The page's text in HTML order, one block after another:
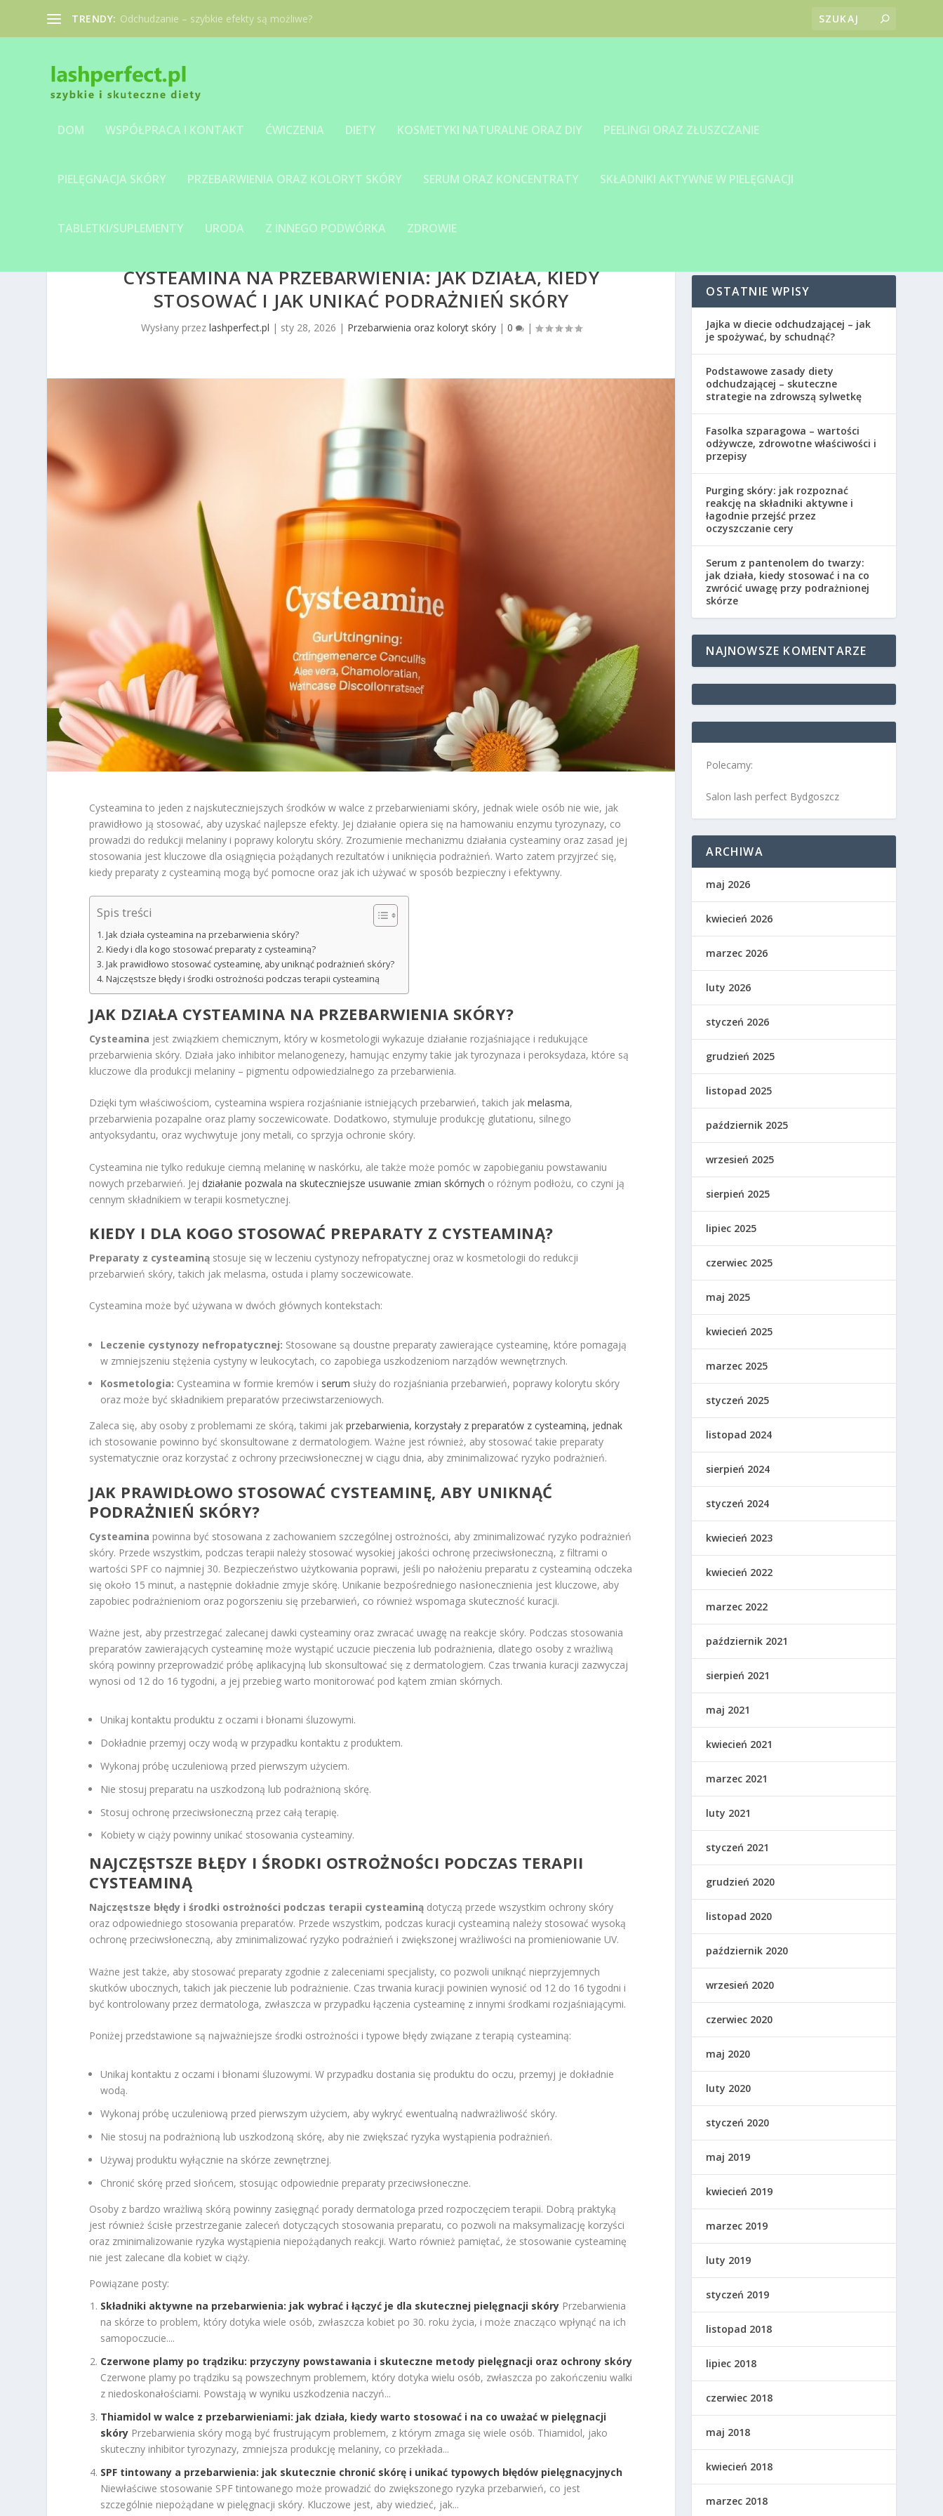
TRENDY: Odchudzanie – szybkie efekty są możliwe?
DOM WSPÓŁPRACA I KONTAKT ĆWICZENIA DIETY KOSMETYKI NATURALNE ORAZ DIY PEELINGI ORAZ ZŁUSZCZANIE
PIELĘGNACJA SKÓRY PRZEBARWIENIA ORAZ KOLORYT SKÓRY SERUM ORAZ KONCENTRATY SKŁADNIKI AKTYWNE W PIELĘGNACJI
TABLETKI/SUPLEMENTY URODA Z INNEGO PODWÓRKA ZDROWIE
CYSTEAMINA NA PRZEBARWIENIA: JAK DZIAŁA, KIEDY
STOSOWAĆ I JAK UNIKAĆ PODRAŻNIEŃ SKÓRY
Wysłany przez lashperfect.pl | sty 28, 2026 | Przebarwienia oraz koloryt skóry| 0 |
Cysteamina to jeden z najskuteczniejszych środków w walce z przebarwieniami skóry, jednak wiele osób nie wie, jak
prawidłowo ją stosować, aby uzyskać najlepsze efekty. Jej działanie opiera się na hamowaniu enzymu tyrozynazy, co
prowadzi do redukcji melaniny i poprawy kolorytu skóry. Zrozumienie mechanizmu działania cysteaminy oraz zasad jej
stosowania jest kluczowe dla osiągnięcia pożądanych rezultatów i uniknięcia podrażnień. Warto zatem przyjrzeć się,
kiedy preparaty z cysteaminą mogą być pomocne oraz jak ich używać w sposób bezpieczny i efektywny.
Spis treści
Jak działa cysteamina na przebarwienia skóry?
Kiedy i dla kogo stosować preparaty z cysteaminą?
Jak prawidłowo stosować cysteaminę, aby uniknąć podrażnień skóry?
Najczęstsze błędy i środki ostrożności podczas terapii cysteaminą
JAK DZIAŁA CYSTEAMINA NA PRZEBARWIENIA SKÓRY?
Cysteamina jest związkiem chemicznym, który w kosmetologii wykazuje działanie rozjaśniające i redukujące
przebarwienia skóry. Działa jako inhibitor melanogenezy, hamując enzymy takie jak tyrozynaza i peroksydaza, które są
kluczowe dla produkcji melaniny – pigmentu odpowiedzialnego za przebarwienia.
Dzięki tym właściwościom, cysteamina wspiera rozjaśnianie istniejących przebarwień, takich jakmelasma,
przebarwienia pozapalne oraz plamy soczewicowate. Dodatkowo, stymuluje produkcję glutationu, silnego
antyoksydantu, oraz wychwytuje jony metali, co sprzyja ochronie skóry.
Cysteamina nie tylko redukuje ciemną melaninę w naskórku, ale także może pomóc w zapobieganiu powstawaniu
nowych przebarwień. Jej działanie pozwala na skuteczniejsze usuwanie zmian skórnych o różnym podłożu, co czyni ją
cennym składnikiem w terapii kosmetycznej.
KIEDY I DLA KOGO STOSOWAĆ PREPARATY Z CYSTEAMINĄ?
Preparaty z cysteaminą stosuje się w leczeniu cystynozy nefropatycznej oraz w kosmetologii do redukcji
przebarwień skóry, takich jak melasma, ostuda i plamy soczewicowate.
Cysteamina może być używana w dwóch głównych kontekstach:
Leczenie cystynozy nefropatycznej: Stosowane są doustne preparaty zawierające cysteaminę, które pomagają
w zmniejszeniu stężenia cystyny w leukocytach, co zapobiega uszkodzeniom narządów wewnętrznych.
Kosmetologia: Cysteamina w formie kremów i serum służy do rozjaśniania przebarwień, poprawy kolorytu skóry
oraz może być składnikiem preparatów przeciwstarzeniowych.
Zaleca się, aby osoby z problemami ze skórą, takimi jakprzebarwienia, korzystały z preparatów z cysteaminą, jednak
ich stosowanie powinno być skonsultowane z dermatologiem. Ważne jest również, aby stosować takie preparaty
systematycznie oraz korzystać z ochrony przeciwsłonecznej w ciągu dnia, aby zminimalizować ryzyko podrażnień.
JAK PRAWIDŁOWO STOSOWAĆ CYSTEAMINĘ, ABY UNIKNĄĆ
PODRAŻNIEŃ SKÓRY?
Cysteamina powinna być stosowana z zachowaniem szczególnej ostrożności, aby zminimalizować ryzyko podrażnień
skóry. Przede wszystkim, podczas terapii należy stosować wysokiej jakości ochronę przeciwsłoneczną, z filtrami o
wartości SPF co najmniej 30. Bezpieczeństwo użytkowania poprawi, jeśli po nałożeniu preparatu z cysteaminą odczeka
się około 15 minut, a następnie dokładnie zmyje skórę. Unikanie bezpośredniego nasłonecznienia jest kluczowe, aby
zapobiec podrażnieniom oraz pogorszeniu się przebarwień, co również wspomaga skuteczność kuracji.
Ważne jest, aby przestrzegać zalecanej dawki cysteaminy oraz zwracać uwagę na reakcje skóry. Podczas stosowania
preparatów zawierających cysteaminę może wystąpić uczucie pieczenia lub podrażnienia, dlatego osoby z wrażliwą
skórą powinny przeprowadzić próbę aplikacyjną lub skonsultować się z dermatologiem. Czas trwania kuracji zazwyczaj
wynosi od 12 do 16 tygodni, a jej przebieg warto monitorować pod kątem zmian skórnych.
Unikaj kontaktu produktu z oczami i błonami śluzowymi.
Dokładnie przemyj oczy wodą w przypadku kontaktu z produktem.
Wykonaj próbę uczuleniową przed pierwszym użyciem.
Nie stosuj preparatu na uszkodzoną lub podrażnioną skórę.
Stosuj ochronę przeciwsłoneczną przez całą terapię.
Kobiety w ciąży powinny unikać stosowania cysteaminy.
NAJCZĘSTSZE BŁĘDY I ŚRODKI OSTROŻNOŚCI PODCZAS TERAPII
CYSTEAMINĄ
Najczęstsze błędy i środki ostrożności podczas terapii cysteaminą dotyczą przede wszystkim ochrony skóry
oraz odpowiedniego stosowania preparatów. Przede wszystkim, podczas kuracji cysteaminą należy stosować wysoką
ochronę przeciwsłoneczną, aby zminimalizować ryzyko podrażnień i zwiększonej wrażliwości na promieniowanie UV.
Ważne jest także, aby stosować preparaty zgodnie z zaleceniami specjalisty, co pozwoli uniknąć nieprzyjemnych
skutków ubocznych, takich jak pieczenie lub podrażnienie. Czas trwania kuracji powinien wynosić od 12 do 16 tygodni i
być kontrolowany przez dermatologa, zwłaszcza w przypadku łączenia cysteaminę z innymi środkami rozjaśniającymi.
Poniżej przedstawione są najważniejsze środki ostrożności i typowe błędy związane z terapią cysteaminą:
Unikaj kontaktu z oczami i błonami śluzowymi. W przypadku dostania się produktu do oczu, przemyj je dokładnie
wodą.
Wykonaj próbę uczuleniową przed pierwszym użyciem, aby wykryć ewentualną nadwrażliwość skóry.
Nie stosuj na podrażnioną lub uszkodzoną skórę, aby nie zwiększać ryzyka wystąpienia podrażnień.
Używaj produktu wyłącznie na skórze zewnętrznej.
Chronić skórę przed słońcem, stosując odpowiednie preparaty przeciwsłoneczne.
Osoby z bardzo wrażliwą skórą powinny zasięgnąć porady dermatologa przed rozpoczęciem terapii. Dobrą praktyką
jest również ścisłe przestrzeganie zaleceń dotyczących stosowania preparatu, co pozwoli na maksymalizację korzyści
oraz zminimalizowanie ryzyka wystąpienia niepożądanych reakcji. Warto również pamiętać, że stosowanie cysteaminę
nie jest zalecane dla kobiet w ciąży.
Powiązane posty:
Składniki aktywne na przebarwienia: jak wybrać i łączyć je dla skutecznej pielęgnacji skóry Przebarwienia
na skórze to problem, który dotyka wiele osób, zwłaszcza kobiet po 30. roku życia, i może znacząco wpłynąć na ich
samopoczucie....
Czerwone plamy po trądziku: przyczyny powstawania i skuteczne metody pielęgnacji oraz ochrony skóry
Czerwone plamy po trądziku są powszechnym problemem, który dotyka wielu osób, zwłaszcza po zakończeniu walki
z niedoskonałościami. Powstają w wyniku uszkodzenia naczyń...
Thiamidol w walce z przebarwieniami: jak działa, kiedy warto stosować i na co uważać w pielęgnacji
skóry Przebarwienia skóry mogą być frustrującym problemem, z którym zmaga się wiele osób. Thiamidol, jako
skuteczny inhibitor tyrozynazy, zmniejsza produkcję melaniny, co przekłada...
SPF tintowany a przebarwienia: jak skutecznie chronić skórę i unikać typowych błędów pielęgnacyjnych
Niewłaściwe stosowanie SPF tintowanego może prowadzić do zwiększonego ryzyka przebarwień, co jest
szczególnie niepożądane w pielęgnacji skóry. Kluczowe jest, aby wiedzieć, jak...
OSTATNIE WPISY
Jajka w diecie odchudzającej – jak
je spożywać, by schudnąć?
Podstawowe zasady diety
odchudzającej – skuteczne
strategie na zdrowszą sylwetkę
Fasolka szparagowa – wartości
odżywcze, zdrowotne właściwości i
przepisy
Purging skóry: jak rozpoznać
reakcję na składniki aktywne i
łagodnie przejść przez
oczyszczanie cery
Serum z pantenolem do twarzy:
jak działa, kiedy stosować i na co
zwrócić uwagę przy podrażnionej
skórze
NAJNOWSZE KOMENTARZE
Polecamy:
Salon lash perfect Bydgoszcz
ARCHIWA
maj 2026
kwiecień 2026
marzec 2026
luty 2026
styczeń 2026
grudzień 2025
listopad 2025
październik 2025
wrzesień 2025
sierpień 2025
lipiec 2025
czerwiec 2025
maj 2025
kwiecień 2025
marzec 2025
styczeń 2025
listopad 2024
sierpień 2024
styczeń 2024
kwiecień 2023
kwiecień 2022
marzec 2022
październik 2021
sierpień 2021
maj 2021
kwiecień 2021
marzec 2021
luty 2021
styczeń 2021
grudzień 2020
listopad 2020
październik 2020
wrzesień 2020
czerwiec 2020
maj 2020
luty 2020
styczeń 2020
maj 2019
kwiecień 2019
marzec 2019
luty 2019
styczeń 2019
listopad 2018
lipiec 2018
czerwiec 2018
maj 2018
kwiecień 2018
marzec 2018